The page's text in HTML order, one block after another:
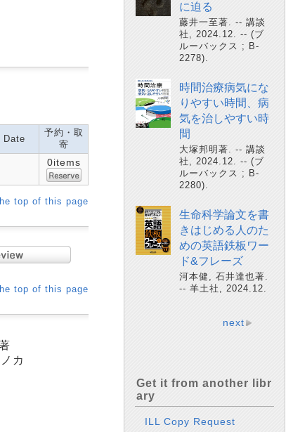
Date
予約・取
寄
0items
top of this page
top of this page
カ
に迫る
藤井一至著. -- 講談
社, 2024.12. -- (ブ
ルーバックス ; B-
2278).
時間治療病気にな
りやすい時間、病
気を治しやすい時
間
大塚邦明著. -- 講談
社, 2024.12. -- (ブ
ルーバックス ; B-
2280).
生命科学論文を書
きはじめる人のた
めの英語鉄板ワー
ド&フレーズ
河本健, 石井達也著.
-- 羊土社, 2024.12.
next
Get it from another libr
ary
ILL Copy Request